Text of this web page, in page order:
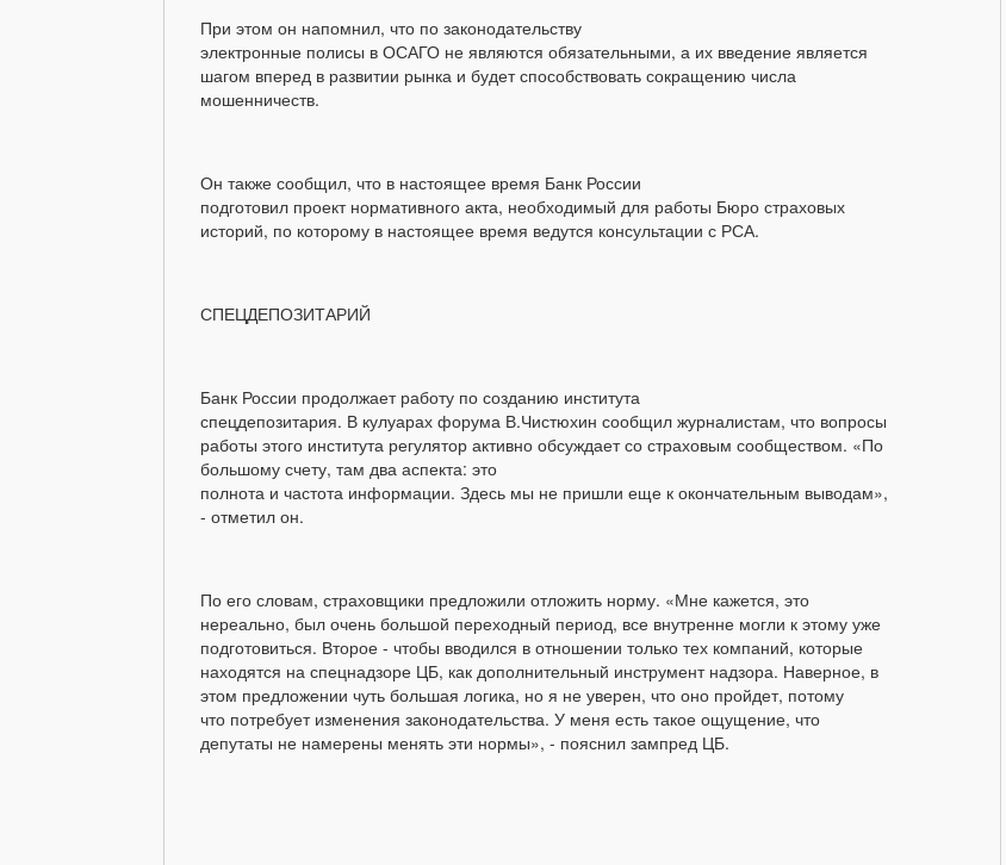
При этом он напомнил, что по законодательству
электронные полисы в ОСАГО не являются обязательными, а их введение является
шагом вперед в развитии рынка и будет способствовать сокращению числа
мошенничеств.
Он также сообщил, что в настоящее время Банк России
подготовил проект нормативного акта, необходимый для работы Бюро страховых
историй, по которому в настоящее время ведутся консультации с РСА.
СПЕЦДЕПОЗИТАРИЙ
Банк России продолжает работу по созданию института
спецдепозитария. В кулуарах форума В.Чистюхин сообщил журналистам, что вопросы
работы этого института регулятор активно обсуждает со страховым сообществом. «По
большому счету, там два аспекта: это
полнота и частота информации. Здесь мы не пришли еще к окончательным выводам»,
- отметил он.
По его словам, страховщики предложили отложить норму. «Мне кажется, это
нереально, был очень большой переходный период, все внутренне могли к этому уже
подготовиться. Второе - чтобы вводился в отношении только тех компаний, которые
находятся на спецнадзоре ЦБ, как дополнительный инструмент надзора. Наверное, в
этом предложении чуть большая логика, но я не уверен, что оно пройдет, потому
что потребует изменения законодательства. У меня есть такое ощущение, что
депутаты не намерены менять эти нормы», - пояснил зампред ЦБ.